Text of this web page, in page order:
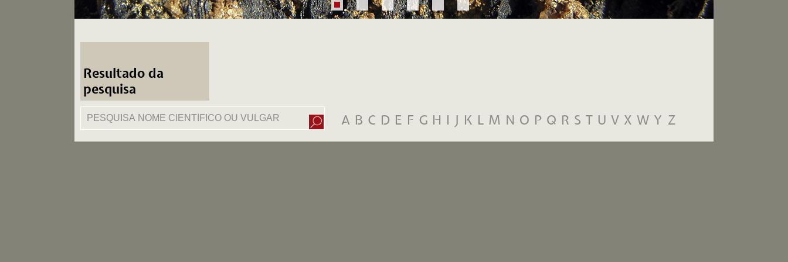
Resultado da
pesquisa
A B C D E F G H I J K L M N O P Q R S T U V X W Y Z